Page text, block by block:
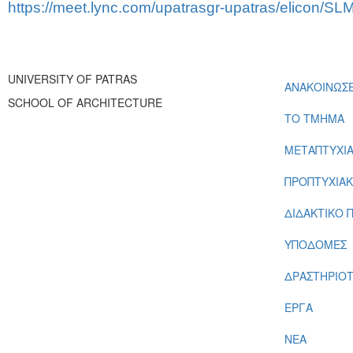
https://meet.lync.com/upatrasgr-upatras/elicon/
ΤΟ ΤΜΗΜΑ
ΔΙΔΑΚΤΙΚΟ
ΥΠΟΔΟΜΕΣ
ΕΡΓΑ
ΝΕΑ
UNIVERSITY OF PATRAS
SCHOOL OF ARCHITECTURE